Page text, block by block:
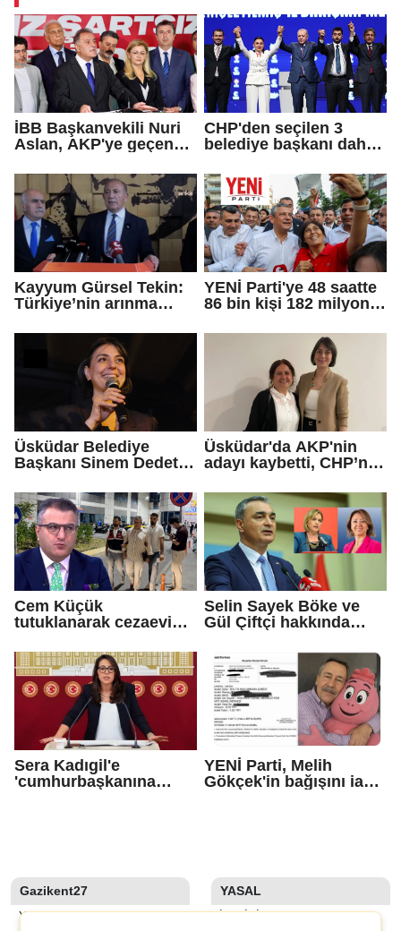
İBB Başkanvekili Nuri
Aslan, AKP'ye geçen
iddialarına yanıt verdi
CHP'den seçilen 3
belediye başkanı daha
Kayyum Gürsel Tekin:
Türkiye’nin arınma
geldiniz...
YENİ Parti'ye 48 saatte
86 bin kişi 182 milyon
Üsküdar Belediye
Başkanı Sinem Dedetaş
Üsküdar'da AKP'nin
adayı kaybetti, CHP’nin
Çetinkaya Başkan
Vekili seçildi
Cem Küçük
tutuklanarak cezaevine
Selin Sayek Böke ve
Gül Çiftçi hakkında
başlatılacak
Sera Kadıgil'e
'cumhurbaşkanına
YENİ Parti, Melih
Gökçek'in bağışını iade
Gazikent27
YAZARLAR
YASAL
İLETIŞIM